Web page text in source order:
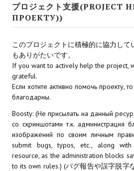
Корсары 3 Сундук мертвеца
Sea Dogs - City of Abandoned Ships
Sea Dogs Remaster Fan Edition
НОВОСТИ ПОРТАЛА
Новости
Новости Архив
МОДЫ ДЛЯ ИГР
Патчи
プロジェクト支援
ПРОЕКТУ))
このプロジェクトに積極的に協力して
もありがたいです。
If you want to actively help the project,
grateful.
Если хотите активно помочь проекту,
благодарны.
Boosty: (Не присылать на данный
со скриншотами т.к. администрация
изображений по своим личным
submit bugs, typos, etc., along
resource, as the administration blocks
to its own rules.) (バグ報告や誤字脱字